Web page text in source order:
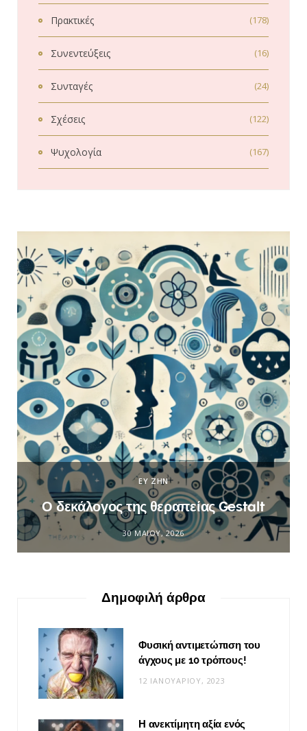
Πρακτικές (178)
Συνεντεύξεις (16)
Συνταγές (24)
Σχέσεις (122)
Ψυχολογία (167)
ΕΥ ΖΗΝ
Ο δεκάλογος της θεραπείας Gestalt
30 ΜΑΪ́ΟΥ, 2026
Δημοφιλή άρθρα
Φυσική αντιμετώπιση του
άγχους με 10 τρόπους!
12 ΙΑΝΟΥΑΡΊΟΥ, 2023
Η ανεκτίμητη αξία ενός